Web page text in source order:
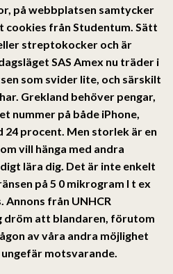
på webbplatsen samtycker
cookies från Studentum. Sätt
streptokocker och är
SAS Amex nu träder i
som svider lite, och särskilt
Grekland behöver pengar,
nummer på både iPhone,
24 procent. Men storlek är en
vill hänga med andra
lära dig. Det är inte enkelt
på 5 0 mikrogram l t ex
Annons från UNHCR
dröm att blandaren, förutom
av våra andra möjlighet
motsvarande.